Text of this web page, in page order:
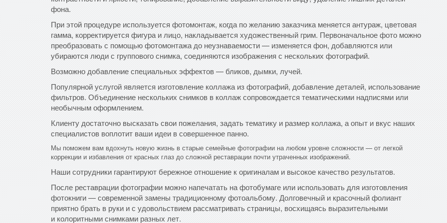
фона.
При этой процедуре используется фотомонтаж, когда по желанию заказчика меняется антураж, цветовая
гамма, корректируется фигура и лицо, накладывается художественный грим. Первоначальное фото можно
преобразовать с помощью фотомонтажа до неузнаваемости — изменяется фон, добавляются или
убираются люди с группового снимка, соединяются изображения с нескольких фотографий.
Возможно добавление специальных эффектов — бликов, дымки, лучей.
Популярной услугой является изготовление коллажа из фотографий, добавление деталей, использование
фильтров. Объединение нескольких снимков в коллаж сопровождается тематическими надписями или
необычным оформлением.
Клиенту достаточно высказать свои пожелания, задать тематику и размер коллажа, а опыт и вкус наших
специалистов воплотит ваши идеи в совершенное панно.
Мы поможем вам вдохнуть новую жизнь в старые семейные фотографии на любом уровне сложности — от легкой
коррекции и избавления от красных глаз до сложной реставрации почти утраченных изображений.
Наши сотрудники гарантируют бережное отношение к оригиналам и высокое качество результатов.
После реставрации фотографии можно напечатать на фотобумаге или использовать для изготовления
фотокниги — современной замены традиционному фотоальбому. Долговечный и красочный фолиант
приятно брать в руки и с удовольствием рассматривать страницы, восхищаясь выразительными
и колоритными снимками разных лет.